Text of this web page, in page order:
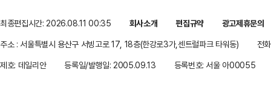
최종편집시간: 2026.08.11 00:35 회사소개 편집규약
광고제휴문의
주소 : 서울특별시 용산구 서빙고로 17, 18층(한강로3가,센트럴파크 타워동)
전
제호: 데일리안
등록일/발행일: 2005.09.13 등록번호: 서울 아00055